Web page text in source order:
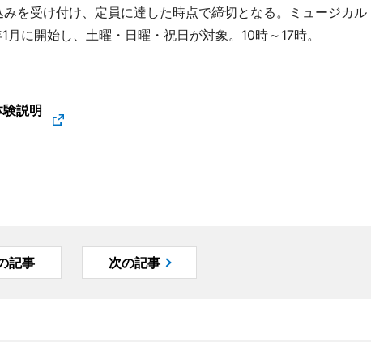
を受け付け、定員に達した時点で締切となる。ミュージカル
に開始し、土曜・日曜・祝日が対象。10時～17時。
説明
記事 次の記事